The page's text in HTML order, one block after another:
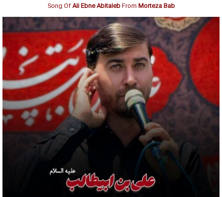
Song OfAli Ebne AbitalebFrom Morteza Bab